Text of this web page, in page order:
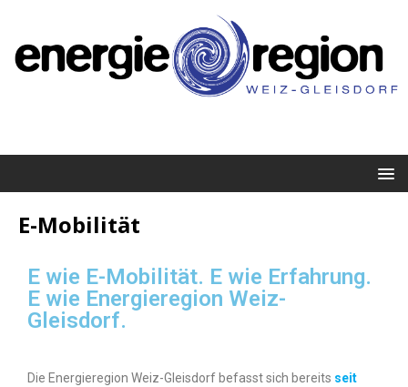
E-Mobilität
E wie E-Mobilität. E wie Erfahrung.
E wie Energieregion Weiz-
Gleisdorf.
Die Energieregion Weiz-Gleisdorf befasst sich bereits seit